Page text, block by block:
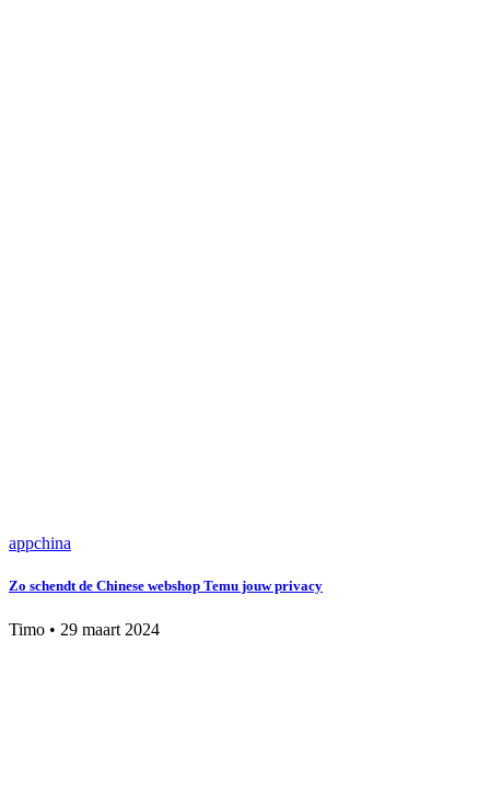
appchina
Zo schendt de Chinese webshop Temu jouw privacy
Timo • 29 maart 2024